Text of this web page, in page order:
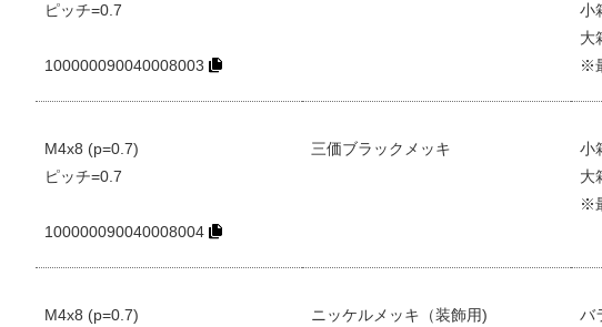
ピッチ=0.7
100000090040008003
小
大
※
M4x8 (p=0.7)
ピッチ=0.7
100000090040008004
三価ブラックメッキ
小
大
※
M4x8 (p=0.7)
ニッケルメッキ（装飾用)
バ